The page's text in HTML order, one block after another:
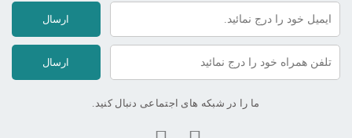
ارسال
ارسال
ما را در شبکه های اجتماعی دنبال کنید.